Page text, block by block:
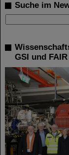
Suche im
GSI und FAIR